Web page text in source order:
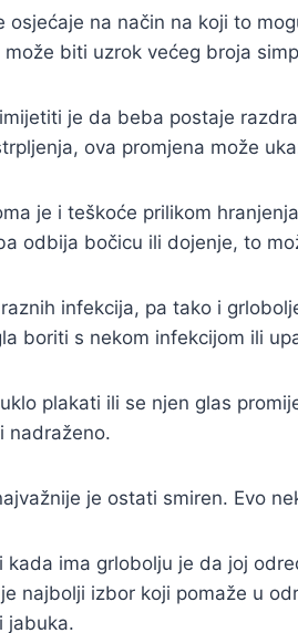
osjećaje na način na koji to
biti uzrok većeg broja
je da beba postaje
ova promjena može
je i teškoće prilikom
odbija bočicu ili dojenje, to
infekcija, pa tako i
boriti s nekom infekcijom ili
plakati ili se njen glas
nadraženo.
je ostati smiren. Evo
ima grlobolju je da joj
najbolji izbor koji pomaže u
jabuka.